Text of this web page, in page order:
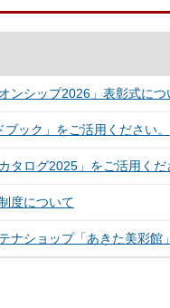
ンシップ2026」表彰式につ
ブック」をご活用ください。
タログ2025」をご活用くだ
度について
ナショップ「あきた美彩